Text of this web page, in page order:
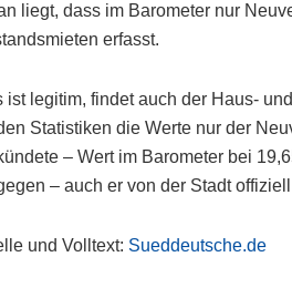
liegt, dass im Barometer nur
erfasst.
ist legitim, findet auch der Haus-
Statistiken die Werte nur der
– Wert im Barometer bei
– auch er von der Stadt
und Volltext: Sueddeutsche.de